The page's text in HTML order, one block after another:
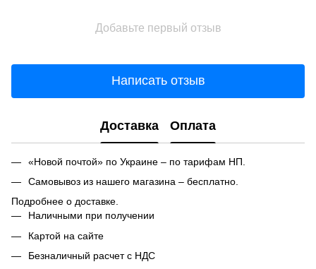
Добавьте первый отзыв
Написать отзыв
Доставка Оплата
«Новой почтой» по Украине – по тарифам НП.
Самовывоз из нашего магазина – бесплатно.
Подробнее о доставке.
Наличными при получении
Картой на сайте
Безналичный расчет с НДС